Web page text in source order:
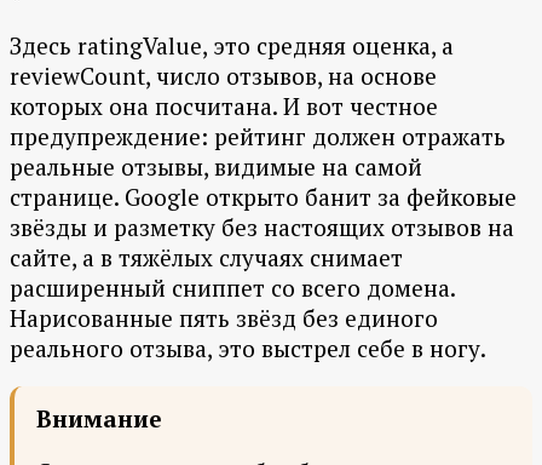
Здесь ratingValue, это средняя оценка, а
reviewCount, число отзывов, на основе
которых она посчитана. И вот честное
предупреждение: рейтинг должен отражать
реальные отзывы, видимые на самой
странице. Google открыто банит за фейковые
звёзды и разметку без настоящих отзывов на
сайте, а в тяжёлых случаях снимает
расширенный сниппет со всего домена.
Нарисованные пять звёзд без единого
реального отзыва, это выстрел себе в ногу.
Внимание